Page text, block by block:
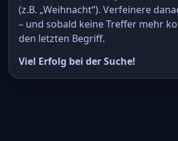
(z.B. „Weihnacht“). Verfeinere
– und sobald keine Treffer mehr
den letzten Begriff.
Viel Erfolg bei der Suche!